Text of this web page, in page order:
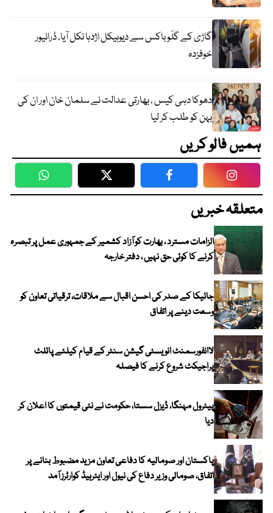
گاڑی کے گلَو باکس سے دیوہیکل اژدہا نکل آیا، ڈرائیور
خوفزدہ
دھوکا دہی کیس ، بھارتی عدالت نے سلمان خان اور ان کی
بہن کو طلب کر لیا
ہمیں فالو کریں
WhatsApp Twitter Facebook
متعلقہ خبریں
الزامات مسترد ، بھارت کو آزاد کشمیر کے جمہوری عمل پر تبصرہ
کرنے کا کوئی حق نہیں ، دفتر خارجہ
جائیکا کے صدر کی احسن اقبال سے ملاقات، ترقیاتی تعاون کو
وسعت دینے پر اتفاق
لاانفورسمنٹ انویسٹی گیشن سنٹر کے قیام کیلئے پائلٹ
پراجیکٹ شروع کرنے کا فیصلہ
پیٹرول مہنگا، ڈیزل سستا، حکومت نے نئی قیمتوں کا اعلان کر
دیا
پاکستان اور صومالیہ کا دفاعی تعاون مزید مضبوط بنانے پر
اتفاق، صومالی وزیر دفاع کی نیول اور ایئرہیڈ کوارٹرز آمد